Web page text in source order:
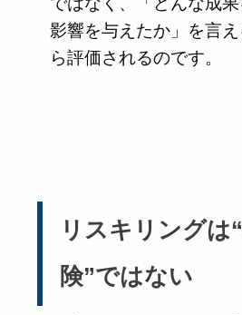
影響を与えたか」を言
ら評価されるのです。
リスキリングは
険”ではない